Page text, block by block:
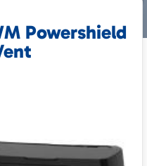
Powershield